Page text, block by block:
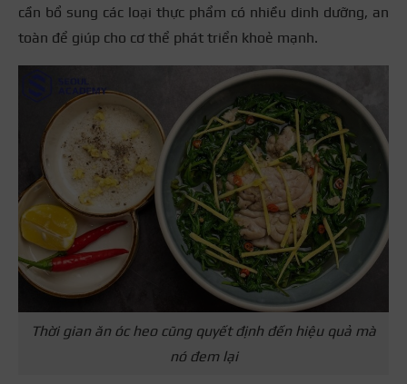
cần bổ sung các loại thực phẩm có nhiều dinh dưỡng, an
toàn để giúp cho cơ thể phát triển khoẻ mạnh.
Thời gian ăn óc heo cũng quyết định đến hiệu quả mà
nó đem lại